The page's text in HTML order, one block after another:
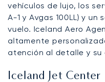
vehículos de lujo, los
A-1 y Avgas 100LL) y
vuelo. Iceland Aero
altamente
atención al detalle y
Iceland Jet Center